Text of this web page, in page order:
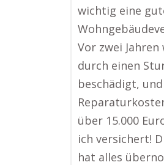
wichtig eine
Vor zwei
durch einen
beschädigt,
über 15.000
ich versichert!
hat alles